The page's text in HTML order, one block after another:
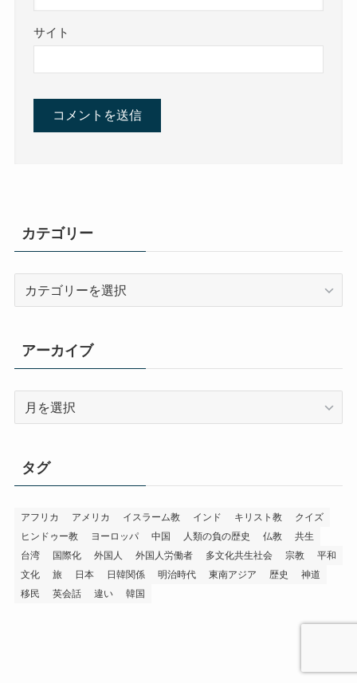
サイト
カテゴリー
リ
ー
アーカイブ
ブ
タグ
アフリカ アメリカ イスラーム教 インド キリスト教
クイズ
ヒンドゥー教
ヨーロッパ 中国 人類の負の歴史 仏教
共生
台湾
国際化 外国人 外国人労働者 多文化共生社会 宗教
平和
文化
旅 日本 日韓関係 明治時代 東南アジア 歴史
神道
移民
英会話 違い 韓国